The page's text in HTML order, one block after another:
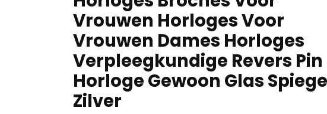
Vrouwen Horloges Voor
Vrouwen Dames Horloges
Verpleegkundige Revers Pin
Horloge Gewoon Glas
Zilver